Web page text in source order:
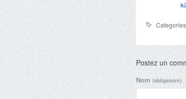
Postez un
Nom(obligatoire)